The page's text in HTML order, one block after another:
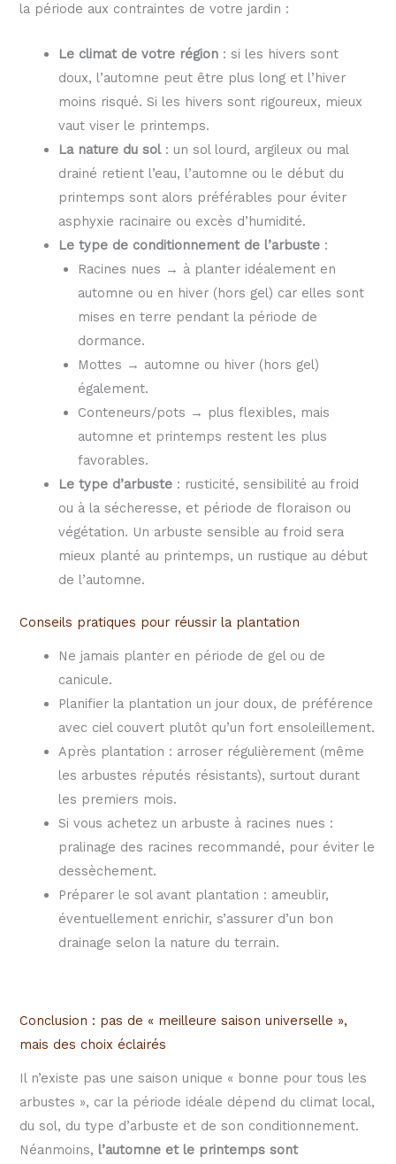
la période aux contraintes de votre jardin :
Le climat de votre région : si les hivers sont
doux, l’automne peut être plus long et l’hiver
moins risqué. Si les hivers sont rigoureux, mieux
vaut viser le printemps.
La nature du sol: un sol lourd, argileux ou mal
drainé retient l’eau, l’automne ou le début du
printemps sont alors préférables pour éviter
asphyxie racinaire ou excès d’humidité.
Le type de conditionnement de l’arbuste :
Racines nues → à planter idéalement en
automne ou en hiver (hors gel) car elles sont
mises en terre pendant la période de
dormance.
Mottes → automne ou hiver (hors gel)
également.
Conteneurs/pots → plus flexibles, mais
automne et printemps restent les plus
favorables.
Le type d’arbuste : rusticité, sensibilité au froid
ou à la sécheresse, et période de floraison ou
végétation. Un arbuste sensible au froid sera
mieux planté au printemps, un rustique au début
de l’automne.
Conseils pratiques pour réussir la plantation
Ne jamais planter en période de gel ou de
canicule.
Planifier la plantation un jour doux, de préférence
avec ciel couvert plutôt qu’un fort ensoleillement.
Après plantation : arroser régulièrement (même
les arbustes réputés résistants), surtout durant
les premiers mois.
Si vous achetez un arbuste à racines nues :
pralinage des racines recommandé, pour éviter le
dessèchement.
Préparer le sol avant plantation : ameublir,
éventuellement enrichir, s’assurer d’un bon
drainage selon la nature du terrain.
Conclusion : pas de « meilleure saison universelle »,
mais des choix éclairés
Il n’existe pas une saison unique « bonne pour tous les
arbustes », car la période idéale dépend du climat local,
du sol, du type d’arbuste et de son conditionnement.
Néanmoins, l’automne et le printemps sont